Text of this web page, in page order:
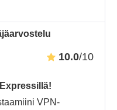
10.0/10
VPN-